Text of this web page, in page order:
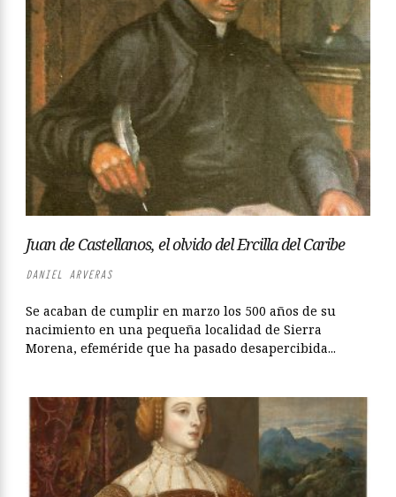
Juan de Castellanos, el olvido del Ercilla del Caribe
DANIEL ARVERAS
Se acaban de cumplir en marzo los 500 años de su
nacimiento en una pequeña localidad de Sierra
Morena, efeméride que ha pasado desapercibida...